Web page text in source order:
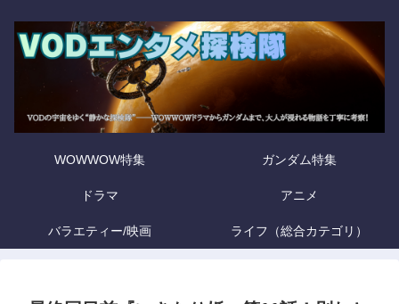
WOWWOW特集 ガンダム特集
ドラマ アニメ
バラエティー/映画 ライフ（総合カテゴリ）